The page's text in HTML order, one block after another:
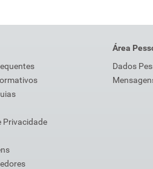
Privacidade
Área
Dados